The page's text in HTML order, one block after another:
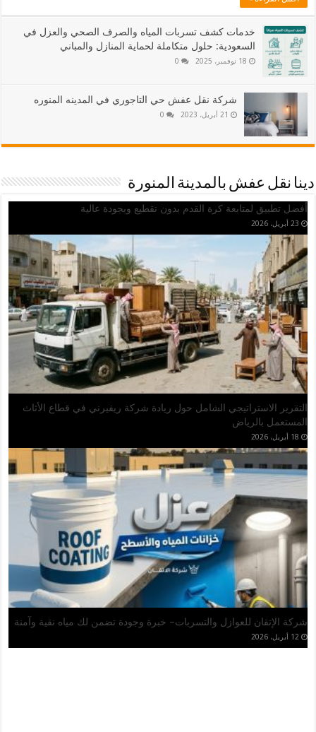
خدمات كشف تسربات المياه والصرف الصحي والعزل في
السعودية: حلول متكاملة لحماية المنازل والمباني
18 نوفمبر، 2025 0
شركة نقل عفش حي التاجوري في المدينه المنوره
21 أبريل، 2023 0
دينا نقل عفش بالمدينة المنورة
شراء مطابخ مستعملة بالرياض.. تجربة مميزة مع شركة العالمي وخدمة
احترافية تستحق الثقة
أفضل مواقع مشاهدة مباريات اليوم بث مباشر بدون تقطيع
18 مايو، 2026